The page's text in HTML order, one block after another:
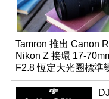
Tamron 推出 Canon
Nikon Z 接環 17-
F2.8 恆定大光圈標準
鏡